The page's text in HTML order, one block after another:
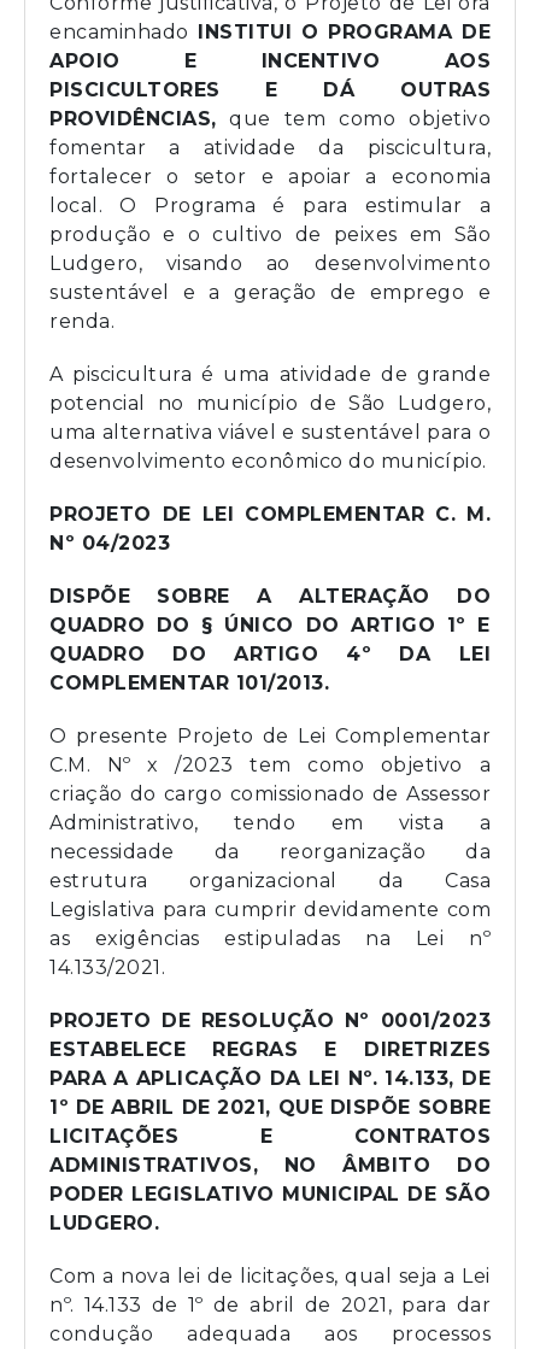
encaminhado INSTITUI O PROGRAMA DE
APOIO E INCENTIVO AOS
PISCICULTORES E DÁ OUTRAS
PROVIDÊNCIAS, que tem como objetivo
fomentar a atividade da piscicultura,
fortalecer o setor e apoiar a economia
local. O Programa é para estimular a
produção e o cultivo de peixes em São
Ludgero, visando ao desenvolvimento
sustentável e a geração de emprego e
renda.
A piscicultura é uma atividade de grande
potencial no município de São Ludgero,
uma alternativa viável e sustentável para o
desenvolvimento econômico do município.
PROJETO DE LEI COMPLEMENTAR C. M.
Nº 04/2023
DISPÕE SOBRE A ALTERAÇÃO DO
QUADRO DO § ÚNICO DO ARTIGO 1º E
QUADRO DO ARTIGO 4º DA LEI
COMPLEMENTAR 101/2013.
O presente Projeto de Lei Complementar
C.M. Nº x /2023 tem como objetivo a
criação do cargo comissionado de Assessor
Administrativo, tendo em vista a
necessidade da reorganização da
estrutura organizacional da Casa
Legislativa para cumprir devidamente com
as exigências estipuladas na Lei nº
14.133/2021.
PROJETO DE RESOLUÇÃO Nº 0001/2023
ESTABELECE REGRAS E DIRETRIZES
PARA A APLICAÇÃO DA LEI Nº. 14.133, DE
1º DE ABRIL DE 2021, QUE DISPÕE SOBRE
LICITAÇÕES E CONTRATOS
ADMINISTRATIVOS, NO ÂMBITO DO
PODER LEGISLATIVO MUNICIPAL DE SÃO
LUDGERO.
Com a nova lei de licitações, qual seja a Lei
nº. 14.133 de 1º de abril de 2021, para dar
condução adequada aos processos